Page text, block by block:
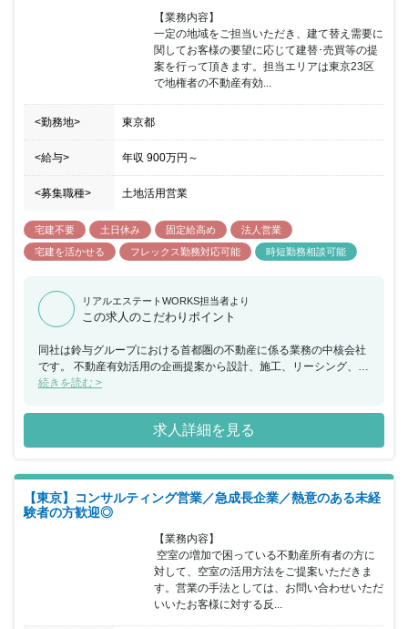
【業務内容】
一定の地域をご担当いただき、建て替え需要に
関してお客様の要望に応じて建替･売買等の提
案を行って頂きます。担当エリアは東京23区
で地権者の不動産有効...
<勤務地> 東京都
<給与> 年収 900万円 ～
<募集職種> 土地活用営業
宅建不要 土日休み 固定給高め
法人営業
宅建を活かせる
フレックス勤務対応可能 時短勤務相談可能
リアルエステートWORKS担当者より
この求人のこだわりポイント
同社は鈴与グループにおける首都圏の不動産に係る業務の中核会社
です。 不動産有効活用の企画提案から設計、施工、リーシング、ビ
ル管理までを一貫して行い、その全てに営業担当としてかかわるこ
頼を得られる仕事で、会社の成長とともに社員個人としても成長で
きる会社です。 当ポジションについて、営業エリアの地権者に対し
持続可能な不動産有効活用コンサルティングを行い、契約の締結に
した３Ｄによる事業化の提案を行います。 長期に及ぶ事業で建築で
の活用が難しいケースでは資産の買い替えや等価交換の提案を行い
提案は建築に限定されません。 所属していただく営業部は20代か
ら50代の営業社員で構成され、年齢や勤続年数に関係なく実力次第
で昇格する為、年功的な考えはありません。 フレキシブルな勤務時
間の採用と営業地盤に直行し直帰する働き方を通して自身で仕事の
効率化を実現していただきます。 インセンティブは建築、売買に係
わらず利益に応じて支給され、上限はありませんので、かなりのモ
チベーションになると思います。
続きを読む >
求人詳細を見る
【東京】コンサルティング営業／急成長企業／熱意のある未経
験者の方歓迎◎
【業務内容】
対して、空室の活用方法をご提案いただきま
す。営業の手法としては、お問い合わせいただ
いいたお客様に対する反...